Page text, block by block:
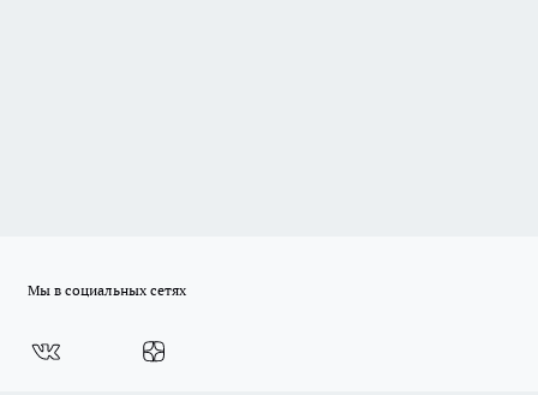
Мы в социальных сетях